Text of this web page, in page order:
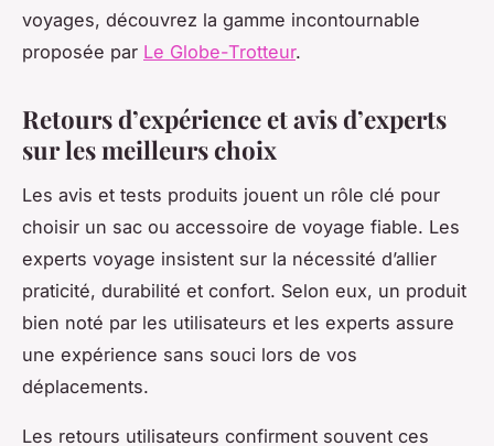
voyages, découvrez la gamme incontournable
proposée par Le Globe-Trotteur.
Retours d’expérience et avis d’experts
sur les meilleurs choix
Les avis et tests produits jouent un rôle clé pour
choisir un sac ou accessoire de voyage fiable. Les
experts voyage insistent sur la nécessité d’allier
praticité, durabilité et confort. Selon eux, un produit
bien noté par les utilisateurs et les experts assure
une expérience sans souci lors de vos
déplacements.
Les retours utilisateurs confirment souvent ces